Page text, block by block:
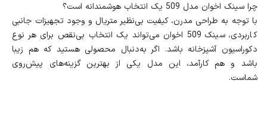
چرا سینک اخوان مدل 509 یک انتخاب هوشمندانه است؟
با توجه به طراحی مدرن، کیفیت بی‌نظیر متریال و وجود تجهیزات جانبی
کاربردی، سینک 509 اخوان می‌تواند یک انتخاب بی‌نقص برای هر نوع
دکوراسیون آشپزخانه باشد. اگر به‌دنبال محصولی هستید که هم زیبا
باشد و هم کارآمد، این مدل یکی از بهترین گزینه‌های پیش‌روی
شماست.